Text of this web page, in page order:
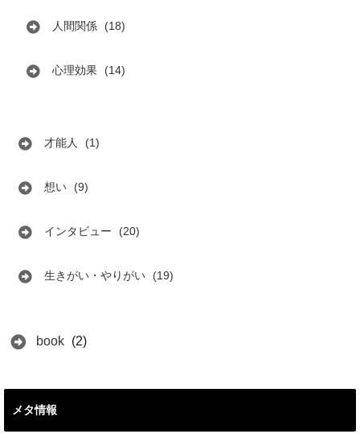
人間関係 (18)
心理効果 (14)
才能人 (1)
想い (9)
インタビュー (20)
生きがい・やりがい (19)
book (2)
メタ情報